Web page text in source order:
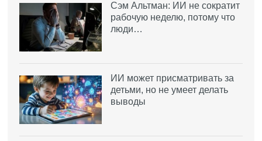
Сэм Альтман: ИИ не сократит
рабочую неделю, потому что
люди…
ИИ может присматривать за
детьми, но не умеет делать
выводы